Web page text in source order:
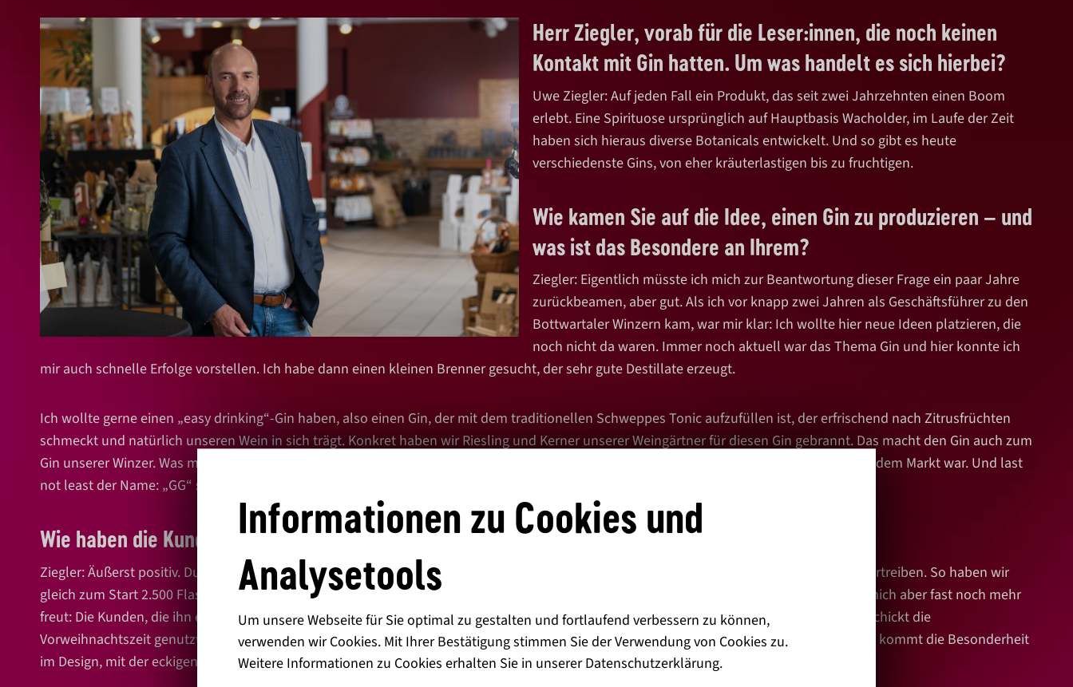
Herr Ziegler, vorab für die Leser:innen, die noch keinen
Kontakt mit Gin hatten. Um was handelt es sich hierbei?
Uwe Ziegler: Auf jeden Fall ein Produkt, das seit zwei Jahrzehnten einen Boom
erlebt. Eine Spirituose ursprünglich auf Hauptbasis Wacholder, im Laufe der Zeit
haben sich hieraus diverse Botanicals entwickelt. Und so gibt es heute
verschiedenste Gins, von eher kräuterlastigen bis zu fruchtigen.
Wie kamen Sie auf die Idee, einen Gin zu produzieren – und
was ist das Besondere an Ihrem?
Ziegler: Eigentlich müsste ich mich zur Beantwortung dieser Frage ein paar Jahre
zurückbeamen, aber gut. Als ich vor knapp zwei Jahren als Geschäftsführer zu den
Bottwartaler Winzern kam, war mir klar: Ich wollte hier neue Ideen platzieren, die
noch nicht da waren. Immer noch aktuell war das Thema Gin und hier konnte ich
mir auch schnelle Erfolge vorstellen. Ich habe dann einen kleinen Brenner gesucht, der sehr gute Destillate erzeugt.
Ich wollte gerne einen „easy drinking“-Gin haben, also einen Gin, der mit dem traditionellen Schweppes Tonic aufzufüllen ist, der erfrischend nach Zitrusfrüchten
schmeckt und natürlich unseren Wein in sich trägt. Konkret haben wir Riesling und Kerner unserer Weingärtner für diesen Gin gebrannt. Das macht den Gin auch zum
Gin unserer Winzer. Was mir darüber hinaus wichtig war: Eine besondere Flasche und ein besonderes Etikett – etwas, das so noch nicht auf dem Markt war. Und last
not least der Name: „GG“ steht für „Großbottwarer Gin“.
Wie haben die Kund:innen reagiert?
Ziegler: Äußerst positiv. Durch mein berufliches Vorleben, in dem ich viel mit Spirituosen zu tun hatte, kenne ich die Großkunden, die Gin vertreiben. So haben wir
gleich zum Start 2.500 Flaschen verkauft, ganz ohne Werbung – das ist eine echte Hausnummer. Für 33,50 € ist das ein guter Verkauf. Was mich aber fast noch mehr
freut: Die Kunden, die ihn einmal probiert haben, haben ihn meist auch nachgekauft. Wir haben aber für den Launch unseres Gins auch geschickt die
Vorweihnachtszeit genutzt. Ich habe den Gin damals in 5cl-Fläschen abfüllen lassen, die ich zum probieren habe verschenken lassen. Dazu kommt die Besonderheit
im Design, mit der eckigen Flasche. Und ein paar nette Dönekens, wie zum Beispiel Ginbecher mit dem Logo des Gins drauf…
Informationen zu Cookies und
Analysetools
Um unsere Webseite für Sie optimal zu gestalten und fortlaufend verbessern zu können,
verwenden wir Cookies. Mit Ihrer Bestätigung stimmen Sie der Verwendung von Cookies zu.
Weitere Informationen zu Cookies erhalten Sie in unsererDatenschutzerklärung.